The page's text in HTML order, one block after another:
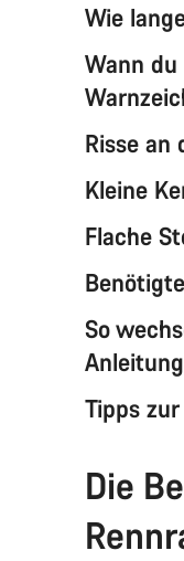
Wie
Wann
Risse an
Kleine
Flache
So
Anleitung
Tipps
Die